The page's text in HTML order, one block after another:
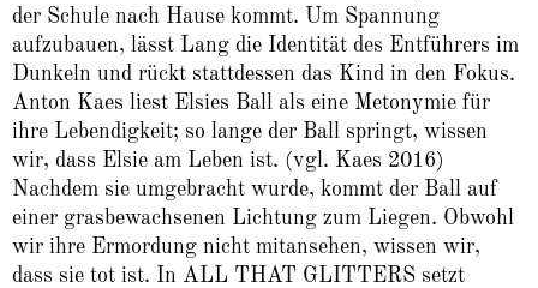
der Schule nach Hause kommt. Um Spannung
aufzubauen, lässt Lang die Identität des Entführers im
Dunkeln und rückt stattdessen das Kind in den Fokus.
Anton Kaes liest Elsies Ball als eine Metonymie für
ihre Lebendigkeit; so lange der Ball springt, wissen
wir, dass Elsie am Leben ist. (vgl. Kaes 2016)
Nachdem sie umgebracht wurde, kommt der Ball auf
einer grasbewachsenen Lichtung zum Liegen. Obwohl
wir ihre Ermordung nicht mitansehen, wissen wir,
dass sie tot ist. In ALL THAT GLITTERS setzt